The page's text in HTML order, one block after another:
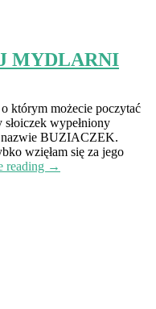
MYDLARNI
którym możecie poczytać
słoiczek wypełniony
nazwie BUZIACZEK.
wzięłam się za jego
reading →